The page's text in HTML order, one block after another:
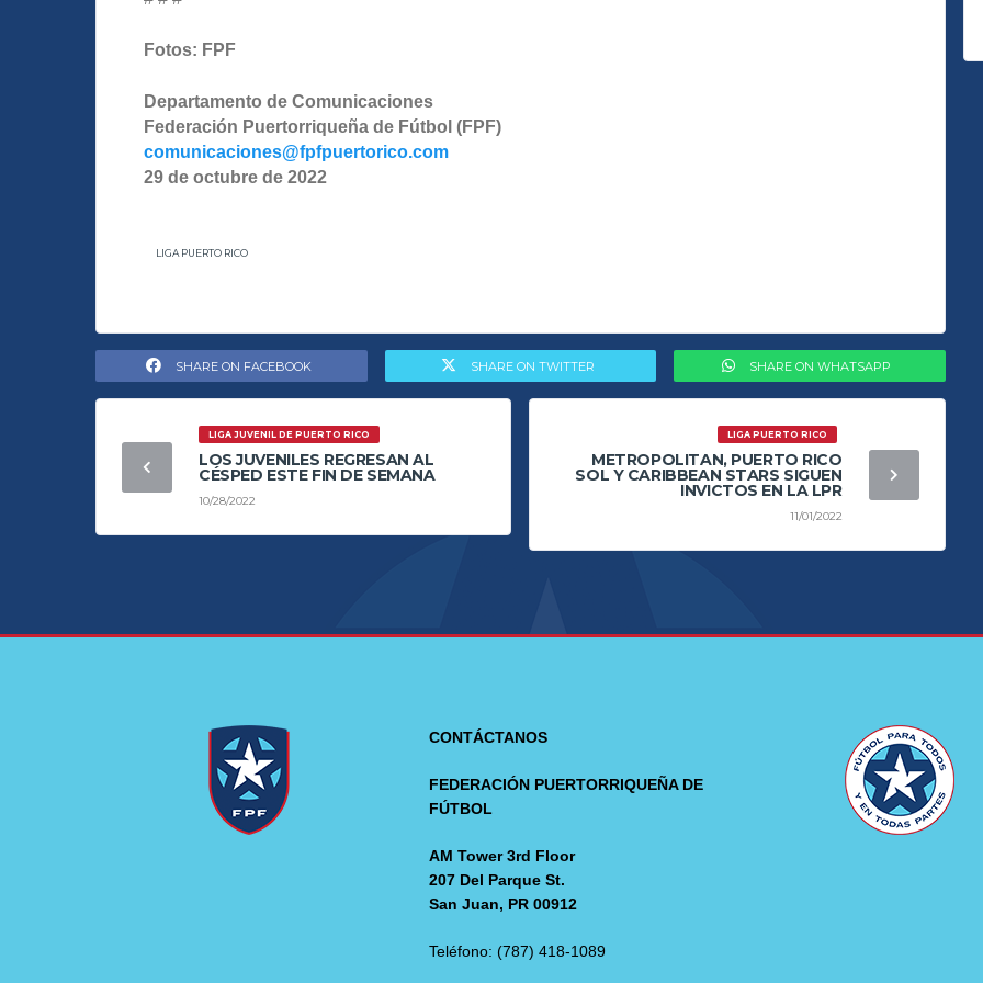
Fotos: FPF
Departamento de Comunicaciones
Federación Puertorriqueña de Fútbol (FPF)
comunicaciones@fpfpuertorico.com
29 de octubre de 2022
LIGA PUERTO RICO
SHARE ON FACEBOOK SHARE ON TWITTER SHARE ON WHATSAPP
LIGA JUVENIL DE PUERTO RICO
LOS JUVENILES REGRESAN AL
CÉSPED ESTE FIN DE SEMANA
10/28/2022
LIGA PUERTO RICO
METROPOLITAN, PUERTO RICO
SOL Y CARIBBEAN STARS SIGUEN
INVICTOS EN LA LPR
11/01/2022
CONTÁCTANOS
FEDERACIÓN PUERTORRIQUEÑA DE
FÚTBOL
AM Tower 3rd Floor
207 Del Parque St.
San Juan, PR 00912
Teléfono: (787) 418-1089